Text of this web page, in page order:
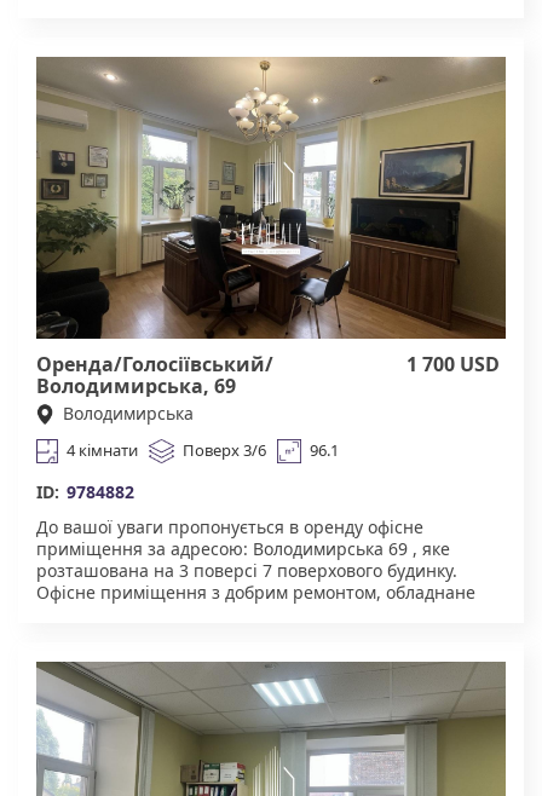
супермаркети, торгові центри, ресторани, велика
кількість магазинів. Зручна транспортна розв'язка :
найближчі станції метро, Університет, Вокзальна.
Агенство нерухомості "Квартали" Працюючи з нами,
ви отримуєте лише перевірений об'єкт за адекватною
ціною.Підтримка на всіх етапах угоди. Ми гарантуємо,
що ви залишитеся задоволені співпрацею! Комісія
50% за фактом підписання договору.
Оренда/Голосіївський/
Володимирська, 69
1 700 USD
Володимирська
4 кімнати Поверх 3/6 96.1
ID: 9784882
До вашої уваги пропонується в оренду офісне
приміщення за адресою: Володимирська 69 , яке
розташована на 3 поверсі 7 поверхового будинку.
Офісне приміщення з добрим ремонтом, обладнане
будинку. Чудова інфраструктура. У пішій доступності
супермаркети, торгові центри, ресторани, велика
кількість магазинів. Зручна транспортна розв'язка :
найближчі станції метро- Площа Льва Толстого,
Університет, Олімпійська. Агенство нерухомості
"Квартали" Працюючи з нами, ви отримуєте лише
перевірений об'єкт за адекватною ціною.Підтримка на